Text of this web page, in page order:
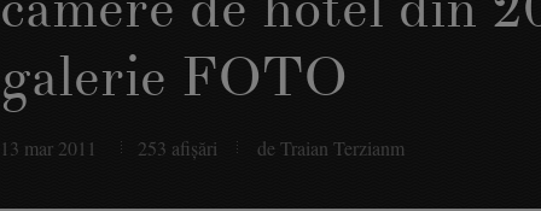
galerie FOTO
13 mar 2011 253 afişări de Traian Terzianm